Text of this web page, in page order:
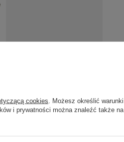
cookies . Możesz określić
i prywatności można znaleźć także